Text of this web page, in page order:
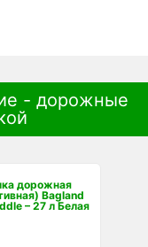
- дорожные
дорожная
Bagland
– 27 л Белая